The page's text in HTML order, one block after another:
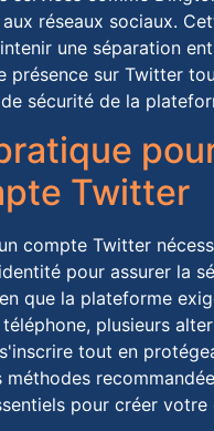
réseaux sociaux.
une séparation
présence sur Twitter
sécurité de la
Twitter
compte Twitter
pour assurer la
que la plateforme
plusieurs
tout en
méthodes
pour créer votre